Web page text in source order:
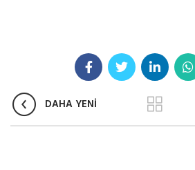
DAHA YENİ